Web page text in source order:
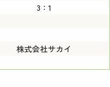
3：1
株式会社サカイ